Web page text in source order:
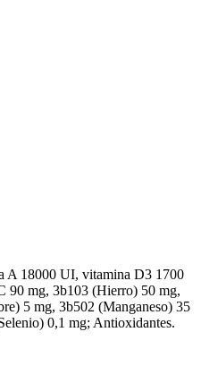
A 18000 UI, vitamina D3 1700
90 mg, 3b103 (Hierro) 50 mg,
5 mg, 3b502 (Manganeso) 35
0,1 mg; Antioxidantes.